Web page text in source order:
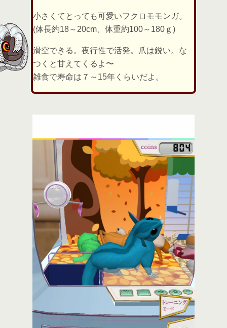
小さくてとっても可愛いフクロモモンガ。
(体長約18～20cm、体重約100～180ｇ)
滑空できる。夜行性で活発。爪は鋭い。な
つくと甘えてくるよ〜
雑食で寿命は７～15年くらいだよ。